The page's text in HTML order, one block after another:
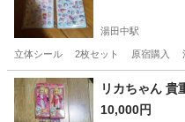
湯田中駅
立体シール 2枚セット 原宿購入 湯
長野 下高井郡 湯田中駅
リカちゃん 貴
10,000円